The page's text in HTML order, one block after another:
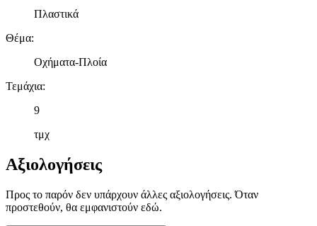
Πλαστικά
Θέμα:
Οχήματα-Πλοία
Τεμάχια:
9
τμχ
Αξιολογήσεις
Προς το παρόν δεν υπάρχουν άλλες αξιολογήσεις. Όταν
προστεθούν, θα εμφανιστούν εδώ.